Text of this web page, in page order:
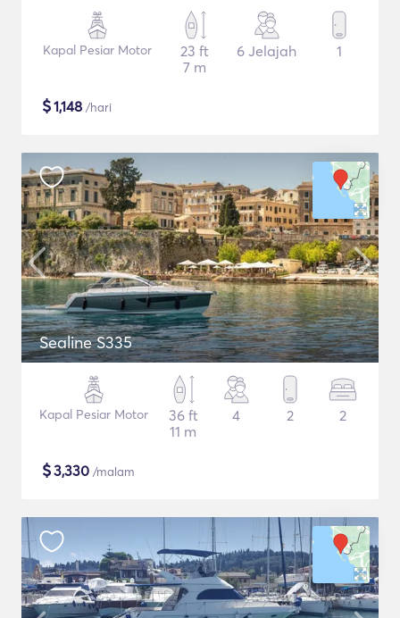
Kapal Pesiar Motor
23 ft
7 m
6 Jelajah 1
$1,148 /hari
Sealine S335
Kapal Pesiar Motor
36 ft
11 m
4 2 2
$3,330 /malam